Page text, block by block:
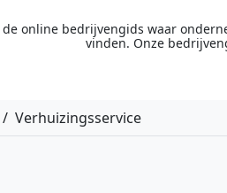
online bedrijvengids waar
vinden. Onze
/ Verhuizingsservice